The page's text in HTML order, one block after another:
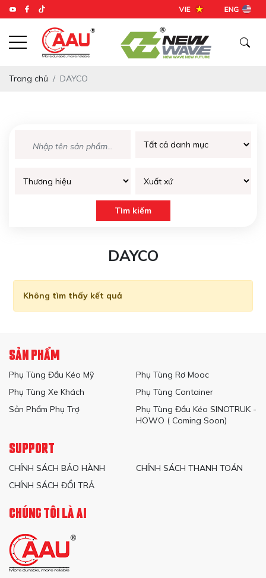
Trang chủ DAYCO
DAYCO
Không tìm thấy kết quả
SẢN PHẨM
Phụ Tùng Đầu Kéo Mỹ
Phụ Tùng Rơ Mooc
Phụ Tùng Xe Khách
Phụ Tùng Container
Sản Phẩm Phụ Trợ
Phụ Tùng Đầu Kéo SINOTRUK -
HOWO ( Coming Soon)
SUPPORT
CHÍNH SÁCH BẢO HÀNH
CHÍNH SÁCH THANH TOÁN
CHÍNH SÁCH ĐỔI TRẢ
CHÚNG TÔI LÀ AI